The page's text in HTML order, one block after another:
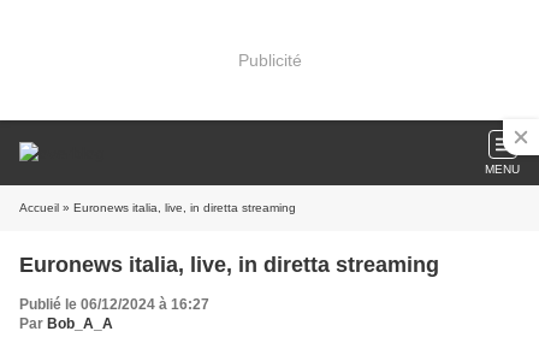
Publicité
MENU
Accueil » Euronews italia, live, in diretta streaming
Euronews italia, live, in diretta streaming
Publié le 06/12/2024 à 16:27
Par Bob_A_A